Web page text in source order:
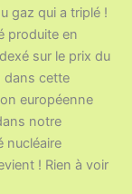
gaz qui a triplé !
produite en
sur le prix du
dans cette
européenne
notre
nucléaire
! Rien à voir